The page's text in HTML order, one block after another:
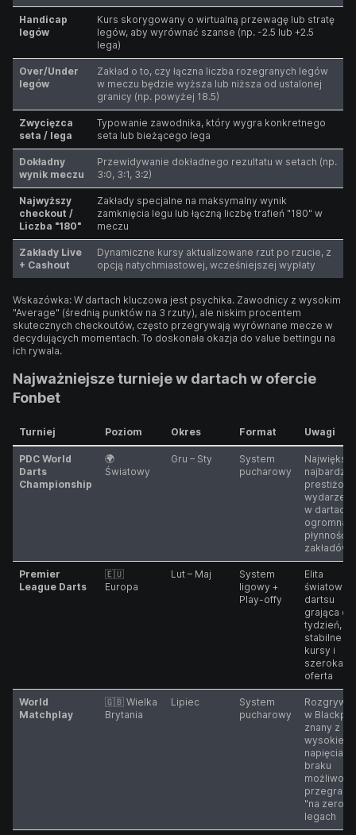
Handicap
legów
Kurs skorygowany o wirtualną przewagę lub stratę
legów, aby wyrównać szanse (np. -2.5 lub +2.5
lega)
Over/Under
legów
Zakład o to, czy łączna liczba rozegranych legów
w meczu będzie wyższa lub niższa od ustalonej
granicy (np. powyżej 18.5)
Zwycięzca
seta / lega
Typowanie zawodnika, który wygra konkretnego
seta lub bieżącego lega
Dokładny
wynik meczu
Przewidywanie dokładnego rezultatu w setach (np.
3:0, 3:1, 3:2)
Najwyższy
checkout /
Liczba "180"
Zakłady specjalne na maksymalny wynik
zamknięcia legu lub łączną liczbę trafień "180" w
meczu
Zakłady Live
+ Cashout
Dynamiczne kursy aktualizowane rzut po rzucie, z
opcją natychmiastowej, wcześniejszej wypłaty
Wskazówka: W dartach kluczowa jest psychika. Zawodnicy z wysokim
"Average" (średnią punktów na 3 rzuty), ale niskim procentem
skutecznych checkoutów, często przegrywają wyrównane mecze w
decydujących momentach. To doskonała okazja do value bettingu na
ich rywala.
Najważniejsze turnieje w dartach w ofercie
Fonbet
Turniej Poziom Okres Format Uwagi
PDC World
Darts
Championship
🌍
Światowy
Gru – Sty
System
pucharowy
najbardziej
w dartach,
ogromna
płynność
zakładów
Premier
League Darts
🇪🇺
Europa
Lut – Maj
System
ligowy +
Play-offy
Elita
dartsu
grająca co
tydzień,
stabilne
kursy i
szeroka
oferta
World
Matchplay
🇬🇧 Wielka
Brytania
Lipiec
System
pucharowy
w
znany z
wysokiego
napięcia i
braku
możliwości
przegrania
"na zero"
legach